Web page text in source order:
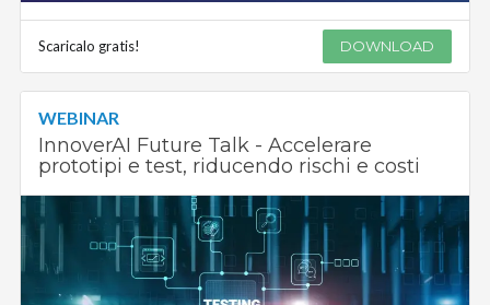
Scaricalo gratis! DOWNLOAD
WEBINAR
InnoverAI Future Talk - Accelerare
prototipi e test, riducendo rischi e costi